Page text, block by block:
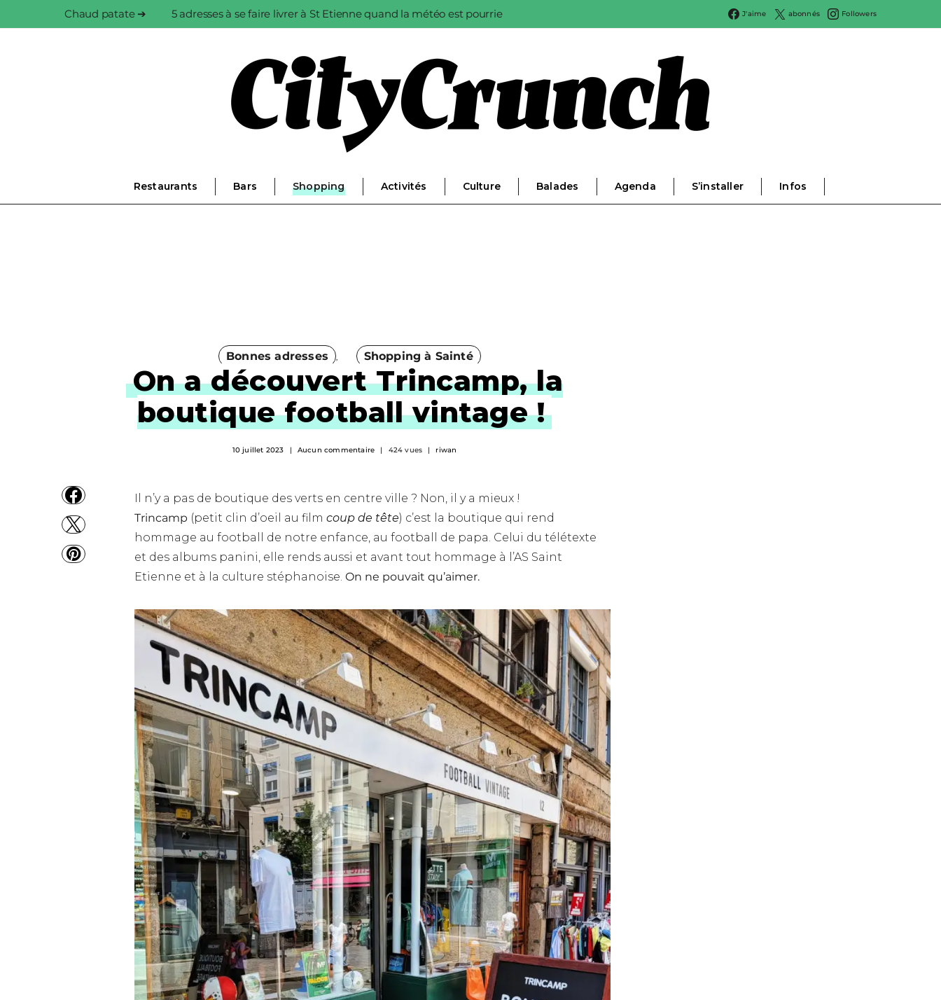
Chaud patate ➔ 5 adresses à se faire livrer à St Etienne quand la météo est pourrie J'aime abonnés Followers
Restaurants Bars Shopping Activités Culture Balades Agenda S’installer Infos
Bonnes adresses Shopping à Sainté
On a découvert Trincamp, la
boutique football vintage !
10 juillet 2023 Aucun commentaire 424 vues riwan
Il n’y a pas de boutique des verts en centre ville ? Non, il y a mieux !
Trincamp (petit clin d’oeil au film coup de tête) c’est la boutique qui rend
hommage au football de notre enfance, au football de papa. Celui du télétexte
et des albums panini, elle rends aussi et avant tout hommage à l’AS Saint
Etienne et à la culture stéphanoise. On ne pouvait qu’aimer.